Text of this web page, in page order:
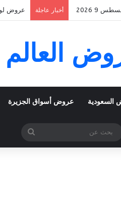
9 2026 أخبار عاجلة عروض لولو الدمام والجبيل
العالم
السعودية عروض أسواق الجزيرة
المظلم
بحث
عن